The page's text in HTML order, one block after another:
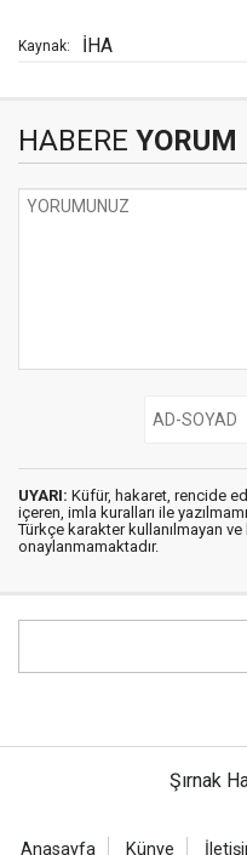
Kaynak: İHA
HABERE YORUM
UYARI: Küfür, hakaret, rencide
içeren, imla kuralları ile
Türkçe karakter kullanılmayan
onaylanmamaktadır.
Şırnak
Anasayfa Künye